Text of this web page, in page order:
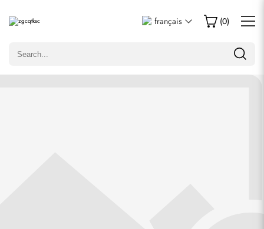
français (0)
Écrire un commentaire
Seuls les clients ayant acheté cet article sont autorisés à